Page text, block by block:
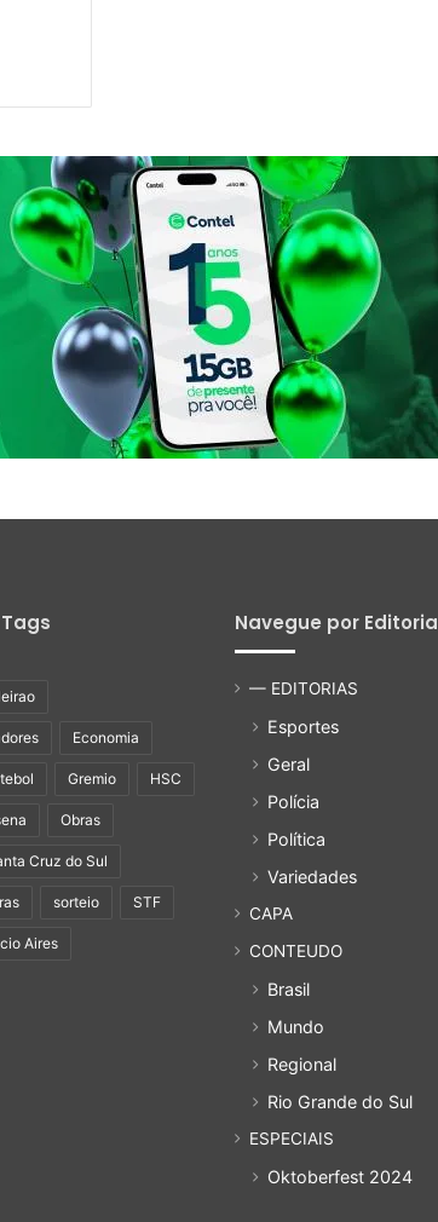
Economia
Gremio HSC
Obras
Cruz do Sul
sorteio STF
Aires
Navegue por Editoria
— EDITORIAS
Esportes
Geral
Polícia
Política
Variedades
CAPA
CONTEUDO
Brasil
Mundo
Regional
Rio Grande do Sul
ESPECIAIS
Oktoberfest 2024